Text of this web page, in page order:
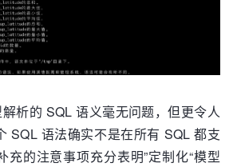
析的 SQL 语义毫无问题，但更令人
SQL 语法确实不是在所有 SQL 都支
充的注意事项充分表明”定制化“模型